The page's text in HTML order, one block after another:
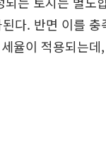
다. 반면 이를
율이 적용되는데